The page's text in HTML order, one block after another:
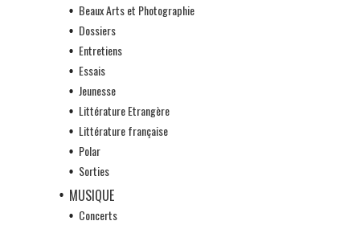
Beaux Arts et Photographie
Dossiers
Entretiens
Essais
Jeunesse
Littérature Etrangère
Littérature française
Polar
Sorties
MUSIQUE
Concerts